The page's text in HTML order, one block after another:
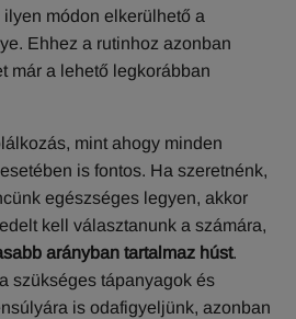
ilyen módon elkerülhető a
Ehhez a rutinhoz azonban
már a lehető legkorábban
mint ahogy minden
is fontos. Ha szeretnénk,
egészséges legyen, akkor
kell választanunk a számára,
arányban tartalmaz húst.
szükséges tápanyagok és
is odafigyeljünk, azonban